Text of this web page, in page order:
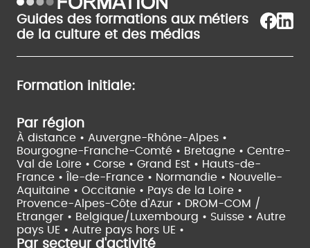
Guides des formations aux métiers
de la culture et des médias
Formation initiale:
Par région
À distance • Auvergne-Rhône-Alpes •
Bourgogne-Franche-Comté • Bretagne • Centre-
Val de Loire • Corse • Grand Est • Hauts-de-
France •
Île-de-France • Normandie • Nouvelle-
Aquitaine • Occitanie • Pays de la Loire •
Provence-Alpes-Côte d'Azur • DROM-COM /
Etranger • Belgique/Luxembourg • Suisse • Autre
pays UE • Autre pays hors UE •
Par secteur d'activité